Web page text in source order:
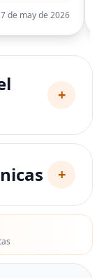
de may de 2026
+
+